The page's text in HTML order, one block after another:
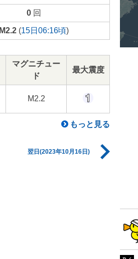
0回
M2.2(15日06:16頃)
マグニチュー
ド
最大震度
M2.2
もっと見る
翌日(2023年10月16日)